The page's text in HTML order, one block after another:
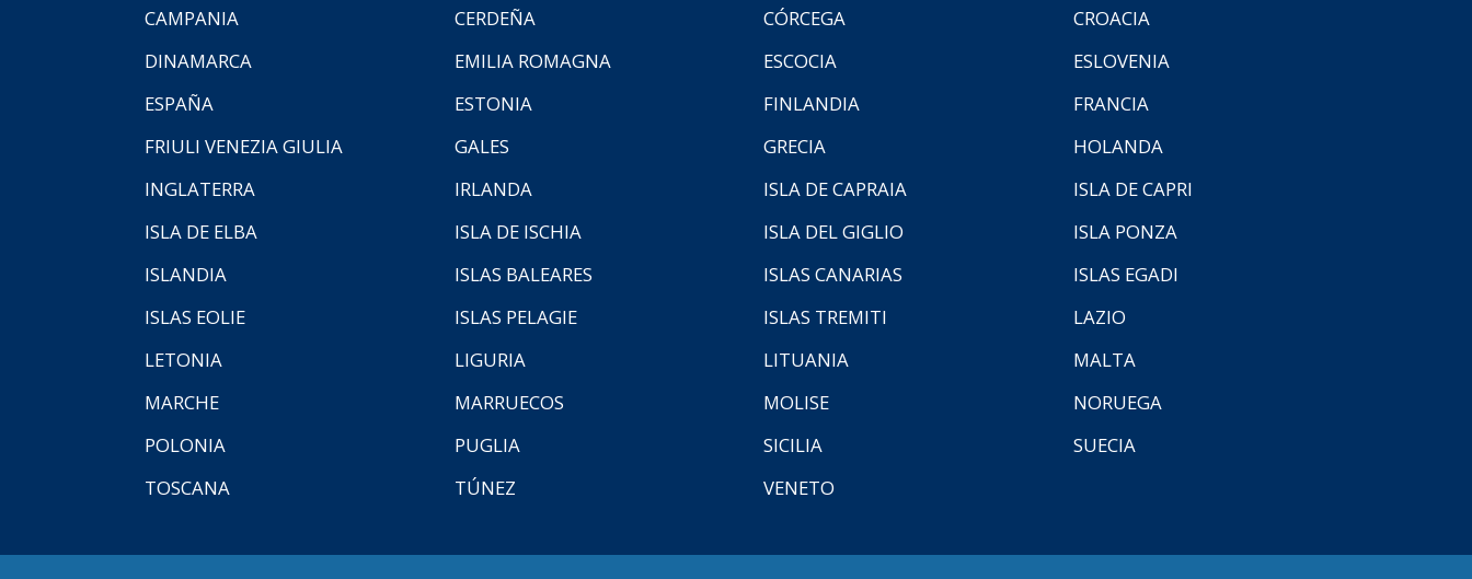
CAMPANIA
CERDEÑA CÓRCEGA
CROACIA
DINAMARCA
EMILIA ROMAGNA ESCOCIA
ESLOVENIA
ESPAÑA
ESTONIA FINLANDIA
FRANCIA
FRIULI VENEZIA GIULIA
GALES GRECIA
HOLANDA
INGLATERRA
IRLANDA ISLA DE CAPRAIA
ISLA DE CAPRI
ISLA DE ELBA
ISLA DE ISCHIA ISLA DEL GIGLIO
ISLA PONZA
ISLANDIA
ISLAS BALEARES ISLAS CANARIAS
ISLAS EGADI
ISLAS EOLIE
ISLAS PELAGIE ISLAS TREMITI
LAZIO
LETONIA
LIGURIA LITUANIA
MALTA
MARCHE
MARRUECOS MOLISE
NORUEGA
POLONIA
PUGLIA SICILIA
SUECIA
TOSCANA
TÚNEZ VENETO